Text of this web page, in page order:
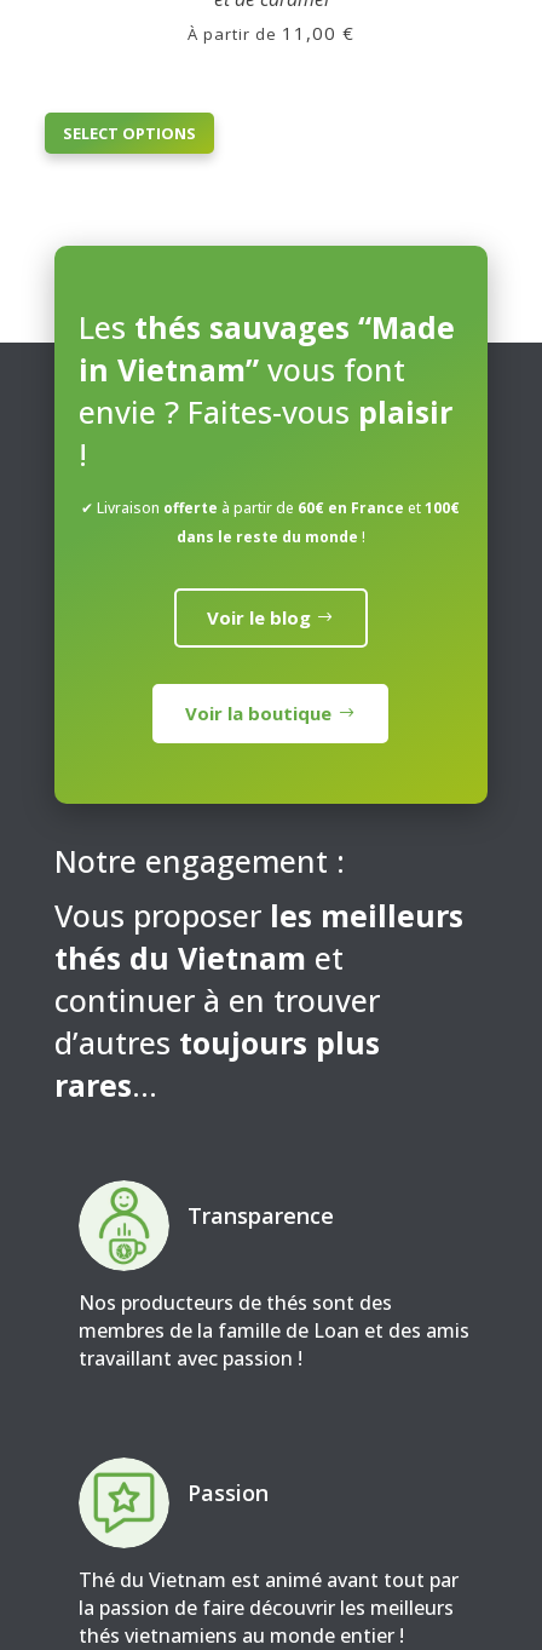
À partir de 11,00 €
SELECT OPTIONS
This
The
be
chosen
on
the
Les thés sauvages “Made
in Vietnam”vous font
envie ? Faites-vous plaisir
!
✔ Livraison offerte à partir de 60€ en France et100€
dans le reste du monde !
Voir le blog
Voir la boutique
Notre engagement :
Vous proposer les meilleurs
thés du Vietnam et
continuer à en trouver
d’autres toujours plus
rares…
Transparence
Nos producteurs de thés sont des
membres de la famille de Loan et des amis
travaillant avec passion !
Passion
Thé du Vietnam est animé avant tout par
la passion de faire découvrir les meilleurs
thés vietnamiens au monde entier !